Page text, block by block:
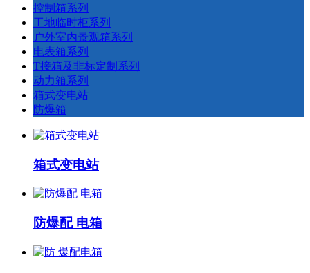
控制箱系列
工地临时柜系列
户外室内景观箱系列
电表箱系列
T接箱及非标定制系列
动力箱系列
箱式变电站
防爆箱
箱式变电站
防爆配 电箱